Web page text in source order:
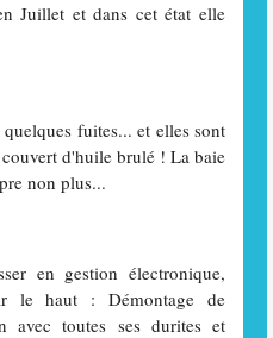
Juillet et dans cet état elle
fuites... et elles sont
d'huile brulé ! La baie
non plus...
en gestion électronique,
le haut : Démontage de
avec toutes ses durites et